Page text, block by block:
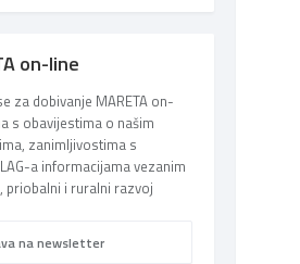
on-line
za dobivanje MARETA on-
s obavijestima o našim
zanimljivostima s
a informacijama vezanim
priobalni i ruralni razvoj
na newsletter